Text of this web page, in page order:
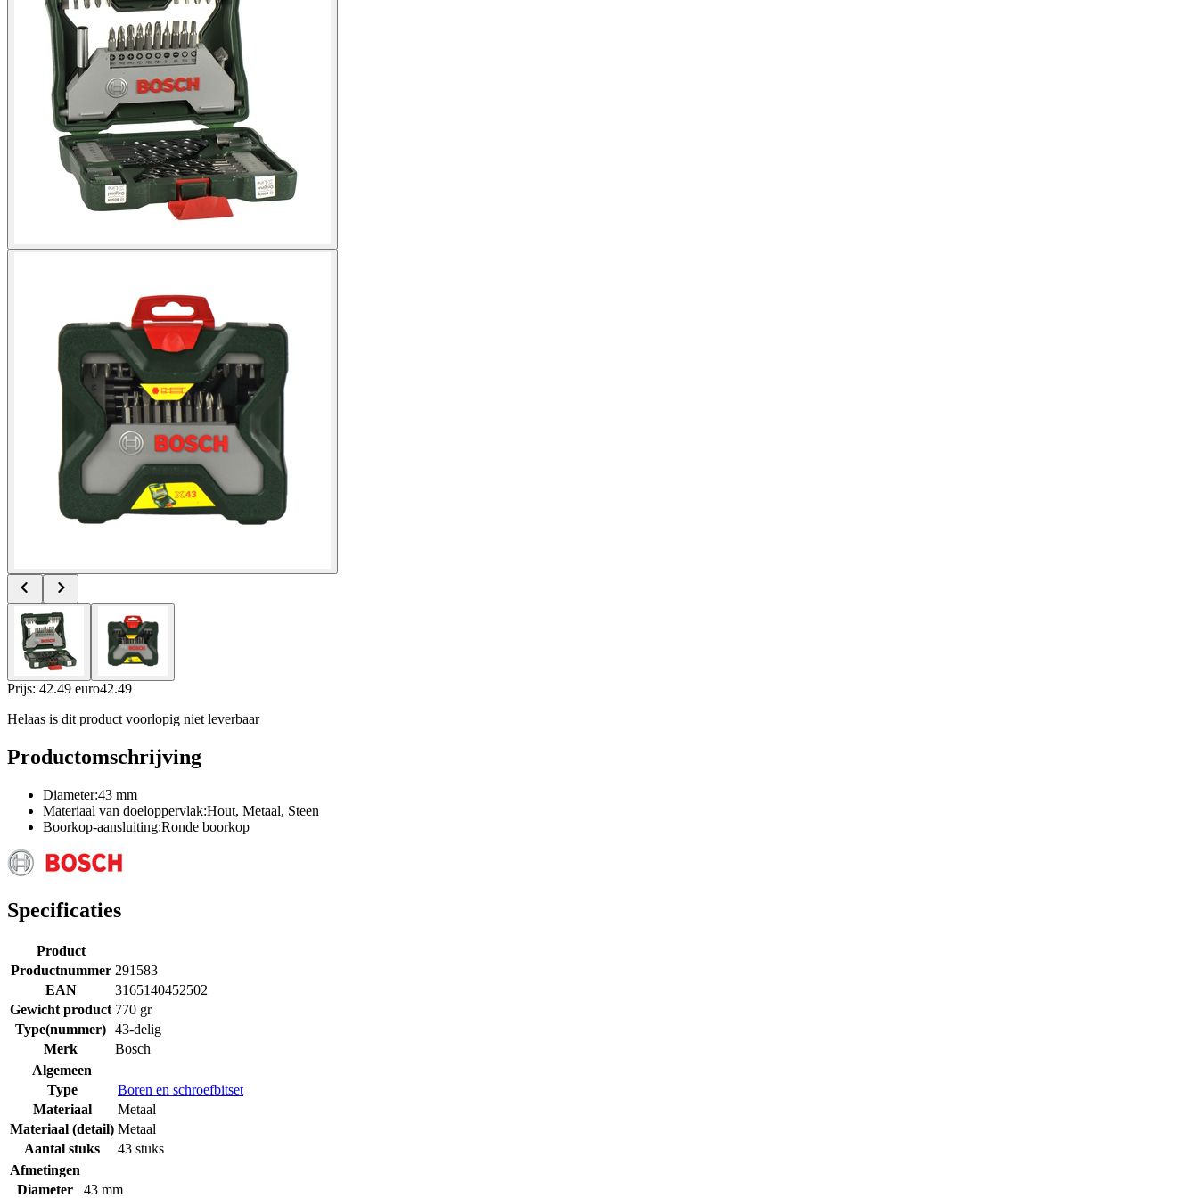
Prijs: 42.49 euro42.49
Helaas is dit product voorlopig niet leverbaar
Productomschrijving
Diameter:43 mm
Materiaal van doeloppervlak:Hout, Metaal, Steen
Boorkop-aansluiting:Ronde boorkop
Specificaties
Product
Productnummer 291583
EAN
3165140452502
Gewicht product 770 gr
Type(nummer) 43-delig
Merk
Bosch
Algemeen
Type
Boren en schroefbitset
Materiaal
Metaal
Materiaal (detail) Metaal
Aantal stuks
43 stuks
Afmetingen
Diameter
43 mm